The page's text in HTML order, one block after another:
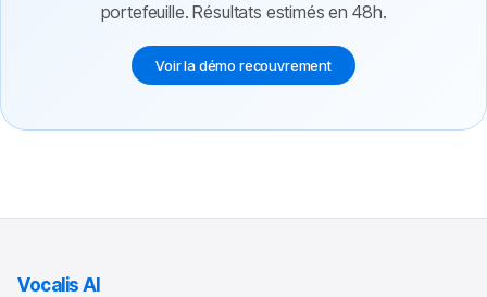
portefeuille. Résultats estimés en 48h.
Voir la démo recouvrement
Vocalis AI